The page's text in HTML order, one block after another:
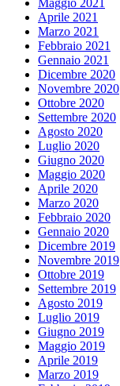
Maggio 2021
Aprile 2021
Marzo 2021
Febbraio 2021
Gennaio 2021
Dicembre 2020
Novembre 2020
Ottobre 2020
Settembre 2020
Agosto 2020
Luglio 2020
Giugno 2020
Maggio 2020
Aprile 2020
Marzo 2020
Febbraio 2020
Gennaio 2020
Dicembre 2019
Novembre 2019
Ottobre 2019
Settembre 2019
Agosto 2019
Luglio 2019
Giugno 2019
Maggio 2019
Aprile 2019
Marzo 2019